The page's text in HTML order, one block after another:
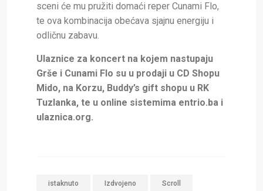
sceni će mu pružiti domaći reper Cunami Flo,
te ova kombinacija obećava sjajnu energiju i
odličnu zabavu.
Ulaznice za koncert na kojem nastupaju
Grše i Cunami Flo su u prodaji u CD Shopu
Mido, na Korzu, Buddy’s gift shopu u RK
Tuzlanka, te u online sistemima entrio.ba i
ulaznica.org.
istaknuto Izdvojeno Scroll